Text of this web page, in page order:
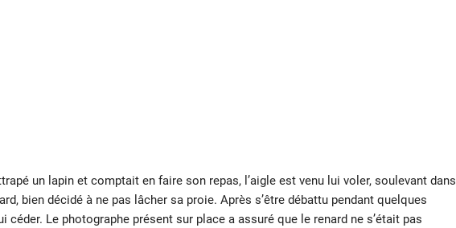
un lapin et comptait en faire son repas, l’aigle est venu lui voler, soulevant dans
bien décidé à ne pas lâcher sa proie. Après s’être débattu pendant quelques
céder. Le photographe présent sur place a assuré que le renard ne s’était pas